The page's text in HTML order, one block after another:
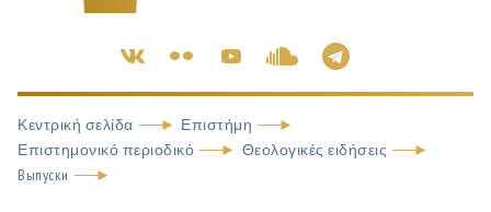
Κεντρική σελίδα
Επιστήμη
Επιστημονικό περιοδικό
Θεολογικές ειδήσεις
Выпуски